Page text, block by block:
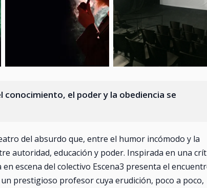
el poder y la obediencia se
del absurdo que, entre el humor incómodo y la
autoridad, educación y poder. Inspirada en una
escena del colectivo Escena3 presenta el
prestigioso profesor cuya erudición, poco a poco,